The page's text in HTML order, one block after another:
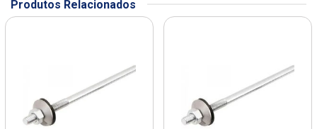
Produtos Relacionados